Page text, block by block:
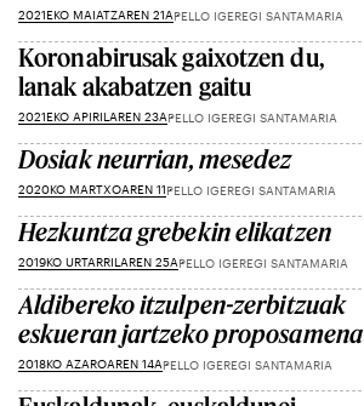
2021EKO MAIATZAREN 21APELLO IGEREGI SANTAMARIA
Koronabirusak gaixotzen du,
lanak akabatzen gaitu
2021EKO APIRILAREN 23APELLO IGEREGI SANTAMARIA
Dosiak neurrian, mesedez
2020KO MARTXOAREN 11PELLO IGEREGI SANTAMARIA
Hezkuntza grebekin elikatzen
2019KO URTARRILAREN 25APELLO IGEREGI SANTAMARIA
Aldibereko itzulpen-zerbitzuak
eskueran jartzeko proposamena
2018KO AZAROAREN 14APELLO IGEREGI SANTAMARIA